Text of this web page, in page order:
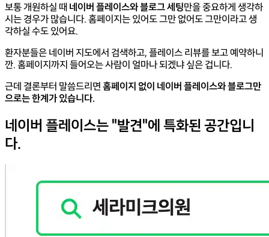
보통 개원하실 때 네이버 플레이스와 블로그 세팅만을 중요하게 생각하
시는 경우가 많습니다. 홈페이지는 있어도 그만 없어도 그만이라고 생
각하실 수도 있어요.
환자분들은 네이버 지도에서 검색하고, 플레이스 리뷰를 보고 예약하니
깐. 홈페이지까지 들어오는 사람이 얼마나 되겠냐 싶은 겁니다.
근데 결론부터 말씀드리면 홈페이지 없이 네이버 플레이스와 블로그만
으로는 한계가 있습니다.
네이버 플레이스는 "발견"에 특화된 공간입니
다.